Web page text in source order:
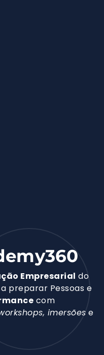
Empresarial do
preparar Pessoas e
com
imersões e